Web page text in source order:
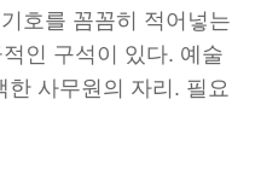
호를 꼼꼼히 적어넣는
인 구석이 있다. 예술
한 사무원의 자리. 필요